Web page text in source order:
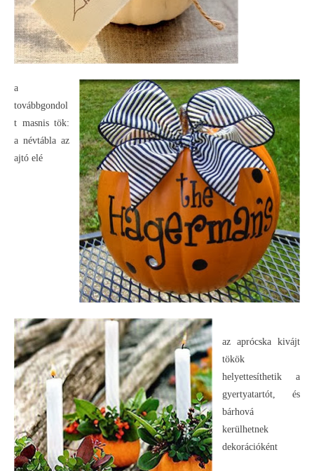
a
továbbgondol
t masnis tök:
a névtábla az
ajtó elé
az aprócska kivájt
tökök
helyettesíthetik a
gyertyatartót, és
bárhová
kerülhetnek
dekorációként